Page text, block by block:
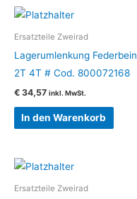
Ersatzteile Zweirad
Lagerumlenkung Federbein
2T 4T # Cod. 800072168
€ 34,57 inkl. MwSt.
In den Warenkorb
Ersatzteile Zweirad